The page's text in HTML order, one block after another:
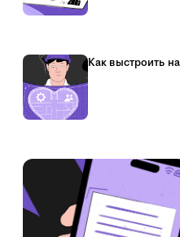
Как выстроить